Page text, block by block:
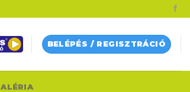
BELÉPÉS / REGISZTRÁCIÓ